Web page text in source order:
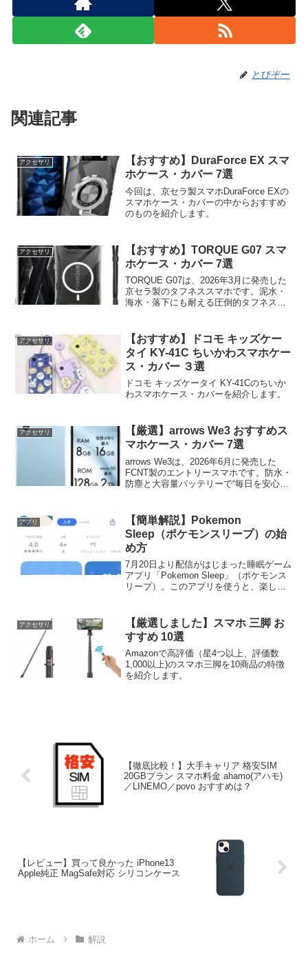
とびぞー
関連記事
アクセサリ
【おすすめ】DuraForce EX スマ
ホケース・カバー 7選
今回は、京セラ製スマホDuraForce EXの
スマホケース・カバーの中からおすすめ
のものを紹介します。
アクセサリ
【おすすめ】TORQUE G07 スマ
ホケース・カバー 7選
TORQUE G07は、2026年3月に発売した
京セラ製のタフネススマホです。泥水・
海水・落下にも耐える圧倒的タフネス性
るタフネス系スマホになってます。
TORQUE G...
アクセサリ
【おすすめ】ドコモ キッズケー
タイ KY-41C ちいかわスマホケー
ス・カバー ３選
ドコモ キッズケータイ KY-41Cのちいか
わスマホケース・カバーを紹介します。
アクセサリ
【厳選】arrows We3 おすすめス
マホケース・カバー 7選
arrows We3は、2026年6月に発売した
FCNT製のエントリースマホです。防水・
防塵と大容量バッテリーで“毎日を安心し
なってます。(function(b,c,...
アプリ
【簡単解説】Pokemon
Sleep（ポケモンスリープ）の始
め方
7月20日より配信がはじまった睡眠ゲーム
アプリ「Pokemon Sleep」（ポケモンス
リープ）。このアプリを使うと、楽しく
Sleep」（ポケモンスリープ）の始め方
に...
アクセサリ
【厳選しました】スマホ 三脚 お
すすめ 10選
Amazonで高評価（星4つ以上、評価数
1,000以上)のスマホ三脚を10商品の特徴
を紹介します。
【徹底比較！】大手キャリア 格安SIM
20GBプラン スマホ料金 ahamo(アハモ)
／LINEMO／povo おすすめは？
【レビュー】買って良かった iPhone13
Apple純正 MagSafe対応 シリコンケース
ホーム 解説